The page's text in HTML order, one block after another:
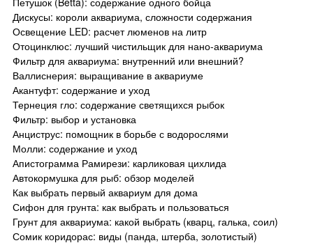
Дискусы: короли аквариума, сложности содержания
Освещение LED: расчет люменов на литр
Отоцинклюс: лучший чистильщик для нано-аквариума
Фильтр для аквариума: внутренний или внешний?
Валлиснерия: выращивание в аквариуме
Акантуфт: содержание и уход
Тернеция гло: содержание светящихся рыбок
Фильтр: выбор и установка
Анциструс: помощник в борьбе с водорослями
Молли: содержание и уход
Апистограмма Рамирези: карликовая цихлида
Автокормушка для рыб: обзор моделей
Как выбрать первый аквариум для дома
Сифон для грунта: как выбрать и пользоваться
Грунт для аквариума: какой выбрать (кварц, галька, соил)
Сомик коридорас: виды (панда, штерба, золотистый)